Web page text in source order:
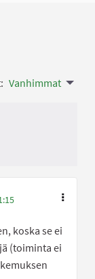
Vanhimmat
koska se ei
(toiminta ei